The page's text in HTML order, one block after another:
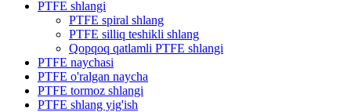
PTFE shlangi
PTFE spiral shlang
PTFE silliq teshikli shlang
Qopqoq qatlamli PTFE shlangi
PTFE naychasi
PTFE o'ralgan naycha
PTFE tormoz shlangi
PTFE shlang yig'ish